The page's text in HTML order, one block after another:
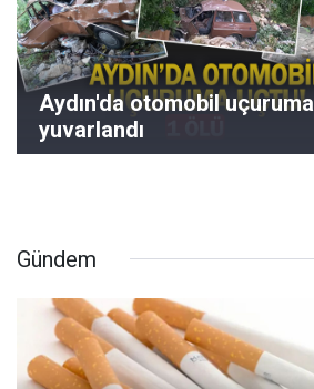
Aydın'da otomobil uçuruma
yuvarlandı
Gündem